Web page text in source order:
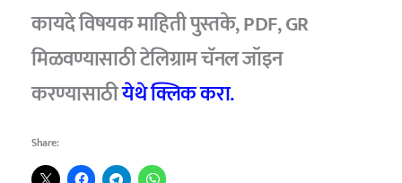
कायदे विषयक माहिती पुस्तके, PDF, GR
मिळवण्यासाठी टेलिग्राम चॅनल जॉइन
करण्यासाठीयेथे क्लिक करा.
Share: